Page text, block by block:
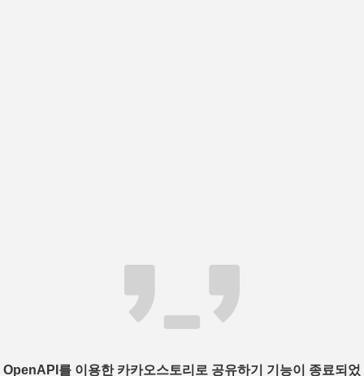
OpenAPI를 이용한 카카오스토리로 공유하기 기능이 종료되었